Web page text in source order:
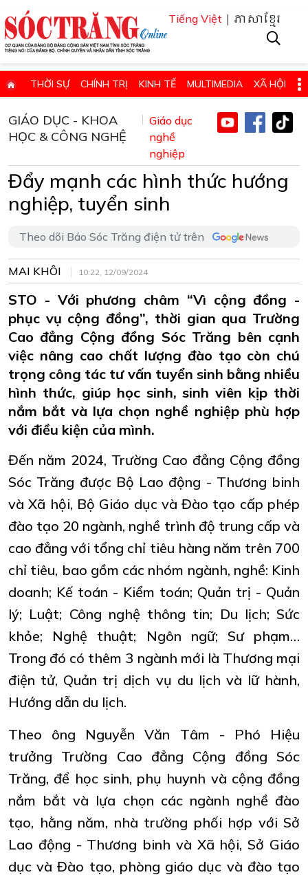
Tiếng Việt | ភាសាខ្មែរ
THỜI SỰ CHÍNH TRỊ KINH TẾ MULTIMEDIA XÃ HỘI
GIÁO DỤC - KHOA HỌC & CÔNG NGHỆ
QUỐC PHÒNG - AN NINH QUỐC TẾ SỨC KHỎE VÀ ĐỜI SỐNG
CHUYÊN ĐỀ
ĐIỂM BÁO - TIN VẮN ĐỊA PHƯƠNG THÔNG TIN CẦN BIẾT
THÔNG BÁO - QUẢNG CÁO CHUYÊN TRANG
HỌC TẬP VÀ LÀM THEO TƯ TƯỞNG, ĐẠO ĐỨC, PHONG CÁCH HỒ
ĐẶT BÁO GIẤY ONLINE
GIÁO DỤC - KHOA
HỌC & CÔNG NGHỆ
Giáo dục
nghề
nghiệp
Đẩy mạnh các hình thức hướng
nghiệp, tuyển sinh
Theo dõi Báo Sóc Trăng điện tử trên
MAI KHÔI 10:22, 12/09/2024
STO - Với phương châm “Vì cộng đồng -
phục vụ cộng đồng”, thời gian qua Trường
Cao đẳng Cộng đồng Sóc Trăng bên cạnh
việc nâng cao chất lượng đào tạo còn chú
trọng công tác tư vấn tuyển sinh bằng nhiều
hình thức, giúp học sinh, sinh viên kịp thời
nắm bắt và lựa chọn nghề nghiệp phù hợp
với điều kiện của mình.
Đến năm 2024, Trường Cao đẳng Cộng đồng
Sóc Trăng được Bộ Lao động - Thương binh
và Xã hội, Bộ Giáo dục và Đào tạo cấp phép
đào tạo 20 ngành, nghề trình độ trung cấp và
cao đẳng với tổng chỉ tiêu hàng năm trên 700
chỉ tiêu, bao gồm các nhóm ngành, nghề: Kinh
doanh; Kế toán - Kiểm toán; Quản trị - Quản
lý; Luật; Công nghệ thông tin; Du lịch; Sức
khỏe; Nghệ thuật; Ngôn ngữ; Sư phạm…
Trong đó có thêm 3 ngành mới là Thương mại
điện tử, Quản trị dịch vụ du lịch và lữ hành,
Hướng dẫn du lịch.
Theo ông Nguyễn Văn Tâm - Phó Hiệu
trưởng Trường Cao đẳng Cộng đồng Sóc
Trăng, để học sinh, phụ huynh và cộng đồng
nắm bắt và lựa chọn các ngành nghề đào
tạo, hằng năm, nhà trường phối hợp với Sở
Lao động - Thương binh và Xã hội, Sở Giáo
dục và Đào tạo, phòng giáo dục và đào tạo